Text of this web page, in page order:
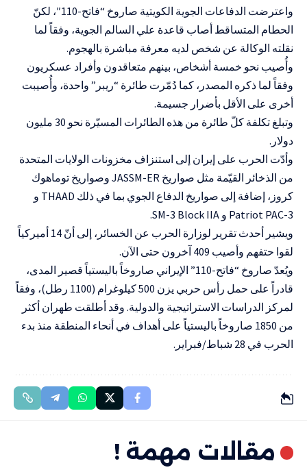
واعترضت الدفاعات الجوية الكويتية صاروخ “فاتح-110″، لكنّ
الحطام المتساقط أصاب قاعدة علي السالم الجوية، وفقاً لما
نقلته الوكالة عن شخص لديه معرفة مباشرة بالهجوم.
وأُصيب نحو خمسة أشخاص، بينهم متعاقدون وأفراد عسكريون
وفقاً لما ذكره المصدر، كما دُمّرت طائرة “ريبر” واحدة، وأُصيبت
أخرى على الأقل بأضرار جسيمة.
وتبلغ تكلفة كلّ طائرة من هذه الطائرات المسيّرة نحو 30 مليون
دولار.
وأدّت الحرب على إيران إلى استنزاف مخزونات الولايات المتحدة
من الذخائر القيّمة مثل صواريخ JASSM-ER وصواريخ توماهوك
كروز، إضافة إلى صواريخ الدفاع الجوي بما في ذلك THAAD و
Patriot PAC-3 و SM-3 Block IIA.
ويشير أحدث تقرير لوزارة الحرب عن الخسائر، إلى أنّ 14 أميركياً
لقوا حتفهم وأصيب 409 آخرون حتى الآن.
ويُعدّ صاروخ “فاتح-110” الإيراني صاروخاً باليستياً قصير المدى،
قادراً على حمل رأس حربي يزن 500 كيلوغرام (1100 رطل)، وفقاً
لمركز الدراسات الاستراتيجية والدولية. وقد أطلقت طهران أكثر
من 1850 صاروخاً باليستياً على أهداف في أنحاء المنطقة منذ بدء
الحرب في 28 شباط/فبراير.
مقالات مهمة !